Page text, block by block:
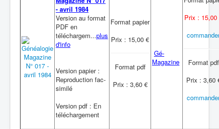
- avril 1984
Version au format
PDF en
téléchargem...plus
d'info
Version papier :
Reproduction fac-
similé
Version pdf : En
téléchargement
Format papier
Prix : 15,00 €
Format pdf
Prix : 3,60 €
Gé-
Magazine
Prix : 15,00
Format pdf
Prix : 3,60